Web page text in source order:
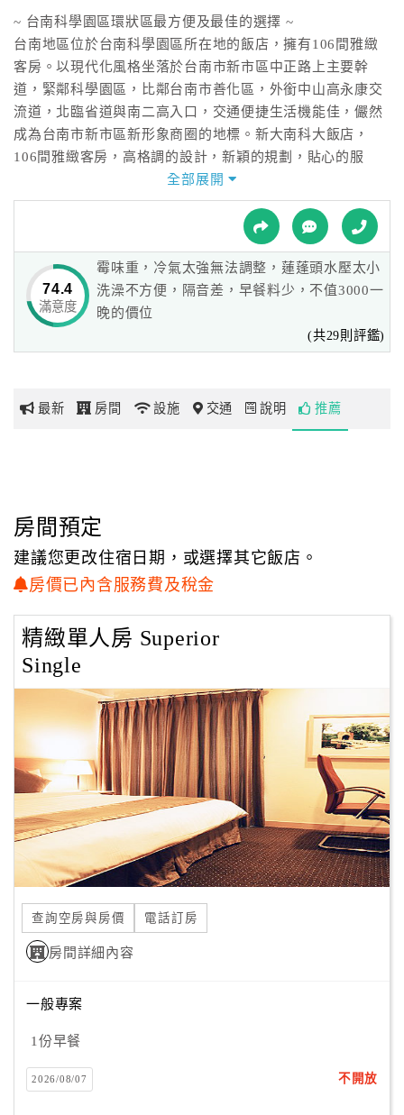
特
色
民
宿
球
網
帶
圖
顧
客
務
客
意
度
單
管
理
戶
~ 台南科學園區環狀區最方便及最佳的選擇 ~
台南地區位於台南科學園區所在地的飯店，擁有106間雅緻
客房。以現代化風格坐落於台南市新市區中正路上主要幹
道，緊鄰科學園區，比鄰台南市善化區，外銜中山高永康交
流道，北臨省道與南二高入口，交通便捷生活機能佳，儼然
成為台南市新市區新形象商圈的地標。新大南科大飯店，
106間雅緻客房，高格調的設計，新穎的規劃，貼心的服
務，讓您感覺彷彿回到家中的舒適溫暖。防火、防燃設備，
安全設備符合安全鑑定，安全無虞。為了提供最好的服務，
我們所有服務人員都接受了最專業的訓練，務必能滿足所有
貼心的服務
◎溫馨的氣氛，讓您即使出門在外，一如置身家中恬逸安適
◎24小時專業防災保全,完善的管理,讓單身女性亦可住宿安
◎免費客房內無限ADSL寬頻高速上網
◎最高規格防震、防火等災害因應，安置最新的監控設備，
安全無虞，並為所有的房客投保意外險
便利的交通
地，生活機能最便利
◎距台南科學園區5分鐘、台南科技工業區25分鐘、路竹科
學園區40分鐘、安平工業區50分鐘
◎台南永康交流道15分鐘、仁德交流道20分鐘、東西向快速
道路15分
◎距台南機場僅需40分鐘、台南火車站40分鐘
完善的公共服務
◎24H商務中心
◎舒適寬敞的米克諾斯餐廳
◎多功能國際會議室
全部展開
74.4
滿意度
霉味重，冷氣太強無法調整，蓮蓬頭水壓太小
洗澡不方便，隔音差，早餐料少，不值3000一
晚的價位
(共29則評鑑)
最新 房間 設施 交通 說明 推薦
房間預定
建議您更改住宿日期，或選擇其它飯店。
房價已內含服務費及稅金
精緻單人房 Superior
Single
查詢空房與房價 電話訂房
房間詳細內容
一般專案
1份早餐
2026/08/07 不開放